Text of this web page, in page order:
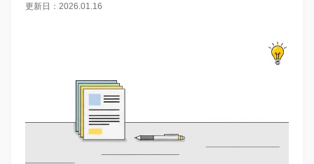
更新日：2026.01.16